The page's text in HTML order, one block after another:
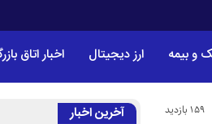
و بیمه ارز دیجیتال اخبار اتاق
159 بازدید آخرین اخبار